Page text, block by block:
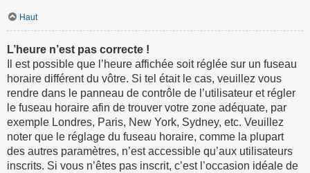
Haut
L’heure n’est pas correcte !
Il est possible que l’heure affichée soit réglée sur un fuseau
horaire différent du vôtre. Si tel était le cas, veuillez vous
rendre dans le panneau de contrôle de l’utilisateur et régler
le fuseau horaire afin de trouver votre zone adéquate, par
exemple Londres, Paris, New York, Sydney, etc. Veuillez
noter que le réglage du fuseau horaire, comme la plupart
des autres paramètres, n’est accessible qu’aux utilisateurs
inscrits. Si vous n’êtes pas inscrit, c’est l’occasion idéale de